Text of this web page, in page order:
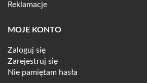
Reklamacje
MOJE KONTO
Zaloguj się
Zarejestruj się
Nie pamiętam hasła